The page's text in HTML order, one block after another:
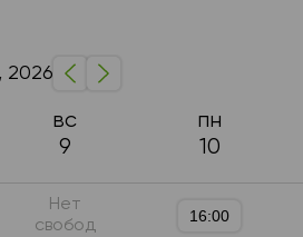
2026
вс
9
пн
10
Нет
свобод
16:00